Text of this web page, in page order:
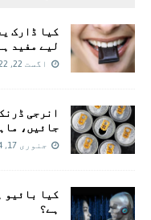
کیا ڈارک
لیے مفید
اگست 22, 2022
انرجی
جائیں،
جنوری 17, 2024
کیا بائیو
ہے؟